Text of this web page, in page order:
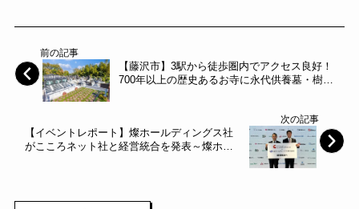
前の記事
【藤沢市】3駅から徒歩圏内でアクセス良好！
700年以上の歴史あるお寺に永代供養墓・樹木
次の記事
【イベントレポート】燦ホールディングス社
がこころネット社と経営統合を発表～燦ホー